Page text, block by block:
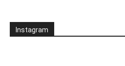
Instagram